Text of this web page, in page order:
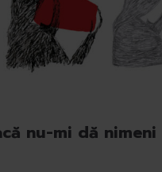
nu-mi dă nimeni